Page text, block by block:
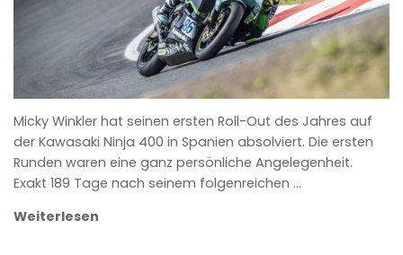
Micky Winkler hat seinen ersten Roll-Out des Jahres auf
der Kawasaki Ninja 400 in Spanien absolviert. Die ersten
Runden waren eine ganz persönliche Angelegenheit.
Exakt 189 Tage nach seinem folgenreichen …
Weiterlesen